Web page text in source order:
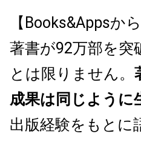
【Books&Appsか
著書が92万部を突
とは限りません。
成果は同じように
出版経験をもとに